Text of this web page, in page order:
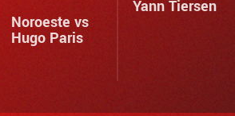
Noroeste vs
Hugo Paris
Yann Tiersen